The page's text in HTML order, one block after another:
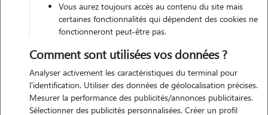
Nos promeneurs et familles d'accueil
à Saintes-Maries-de-la-Mer (13460)
Vous aurez toujours accès au contenu du site mais
certaines fonctionnalités qui dépendent des cookies ne
fonctionneront peut-être pas.
Comment sont utilisées vos données ?
Analyser activement les caractéristiques du terminal pour
l'identification. Utiliser des données de géolocalisation précises.
Mesurer la performance des publicités/annonces publicitaires.
Sélectionner des publicités personnalisées. Créer un profil